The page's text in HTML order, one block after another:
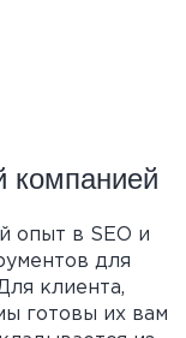
компанией
опыт в SEO и
для
клиента,
готовы их вам